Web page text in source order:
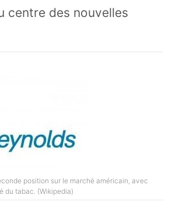
centre des nouvelles
position sur le marché américain, avec
du tabac. (Wikipedia)